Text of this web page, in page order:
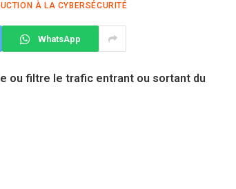
À LA CYBERSÉCURITÉ
WhatsApp
ou filtre le trafic entrant ou sortant du